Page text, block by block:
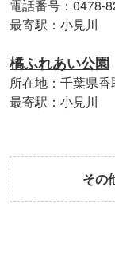
電話番号：0478-
最寄駅：小見川
橘ふれあい公園
所在地：千葉県
最寄駅：小見川
その